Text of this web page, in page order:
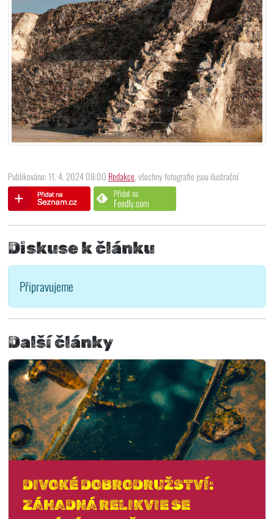
Publikováno: 11. 4. 2024 08:00 Redakce, všechny fotografie jsou ilustrační
Přidat na
Feedly.com
Diskuse k článku
Připravujeme
Další články
DIVOKÉ DOBRODRUŽSTVÍ:
ZÁHADNÁ RELIKVIE SE